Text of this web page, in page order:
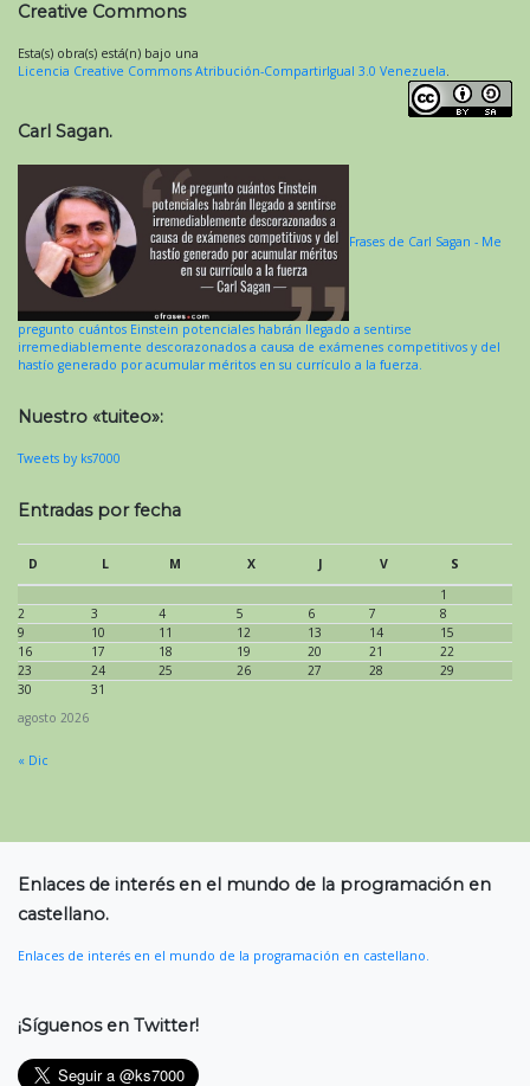
Creative Commons
Esta(s) obra(s) está(n) bajo una
Licencia Creative Commons Atribución-CompartirIgual 3.0 Venezuela.
Carl Sagan.
Frases de Carl Sagan - Me
pregunto cuántos Einstein potenciales habrán llegado a sentirse
irremediablemente descorazonados a causa de exámenes competitivos y del
hastío generado por acumular méritos en su currículo a la fuerza.
Nuestro «tuiteo»:
Tweets by ks7000
Entradas por fecha
agosto 2026
D L M X J V
S
1
2
3 4 5 6 7
8
9
10 11 12 13 14
15
16
17 18 19 20 21
22
23
24 25 26 27 28
29
30
31
« Dic
Enlaces de interés en el mundo de la programación en
castellano.
Enlaces de interés en el mundo de la programación en castellano.
¡Síguenos en Twitter!